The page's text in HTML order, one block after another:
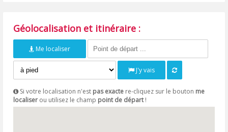
Géolocalisation et itinéraire :
Me localiser
J'y vais
Si votre localisation n'est pas exacte re-cliquez sur le bouton me
localiser ou utilisez le champ point de départ!